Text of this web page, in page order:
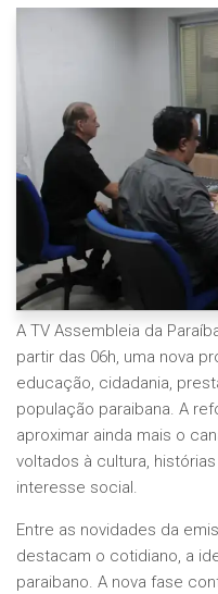
A TV Assembleia da
partir das 06h, uma nova
educação, cidadania,
população paraibana. A
aproximar ainda mais o
voltados à cultura,
interesse social.
Entre as novidades da
destacam o cotidiano, a
paraibano. A nova fase